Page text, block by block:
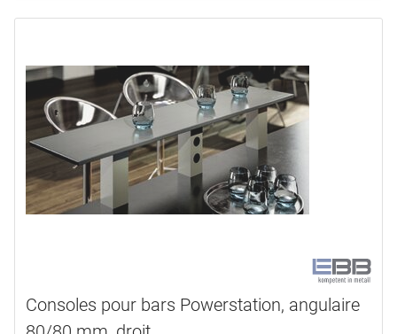
Consoles pour bars Powerstation, angulaire